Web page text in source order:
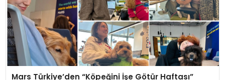
Mars Türkiye’den “Köpeğini İşe Götür Haftası”